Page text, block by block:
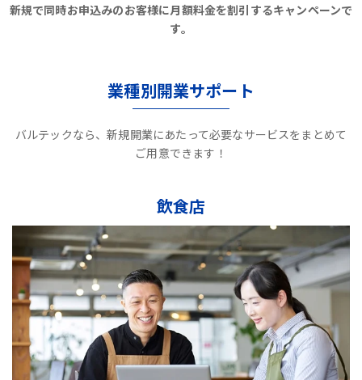
新規で同時お申込みのお客様に月額料金を割引するキャンペーンで
す。
業種別開業サポート
バルテックなら、新規開業にあたって必要なサービスをまとめて
ご用意できます！
飲食店